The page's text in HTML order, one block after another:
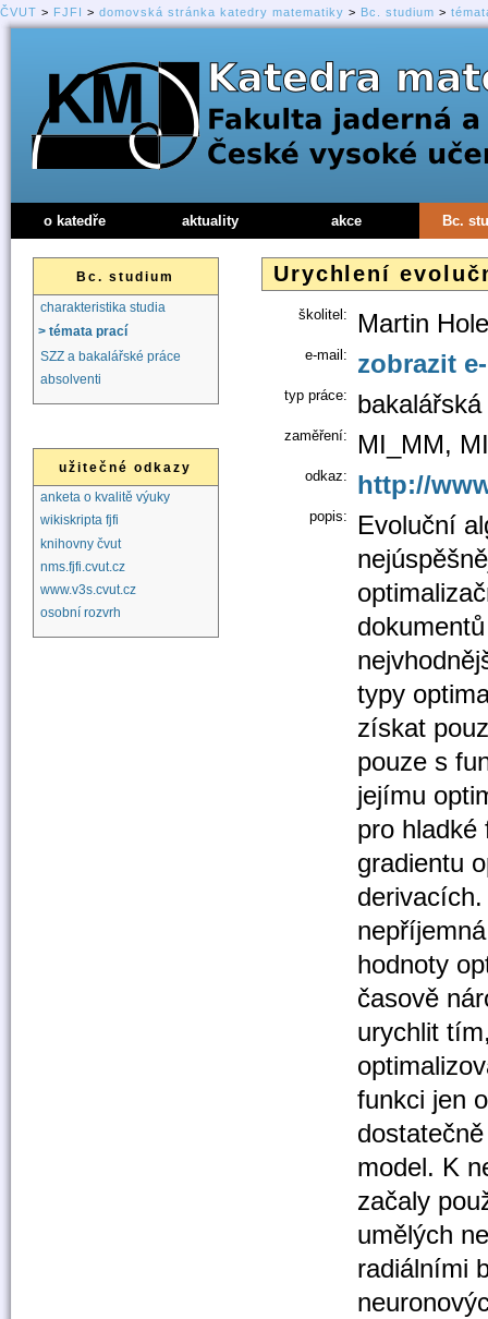
ČVUT > FJFI > domovská stránka katedry matematiky > Bc. studium >
Urychlení
školitel: Martin
e-mail: zobrazit
typ práce:
zaměření: MI_MM,
odkaz: http://
popis:
Evoluční
typy
získat
pouze s
jejímu
pro hladké
gradientu
hodnoty
časově
urychlit
funkci jen
model. K
začaly
umělých
radiálními
o katedře aktuality akce Bc.
Bc. studium
charakteristika studia
> témata prací
SZZ a bakalářské práce
absolventi
užitečné odkazy
anketa o kvalitě výuky
wikiskripta fjfi
knihovny čvut
nms.fjfi.cvut.cz
www.v3s.cvut.cz
osobní rozvrh